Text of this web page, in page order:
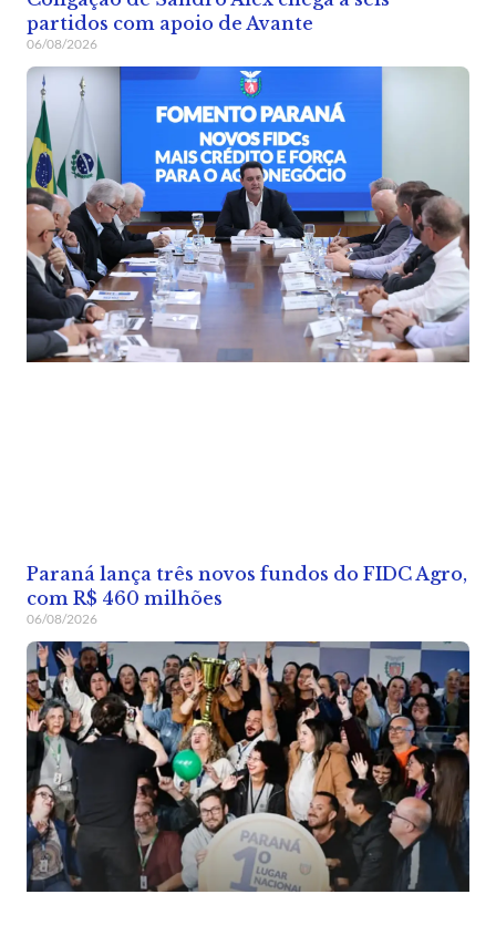
partidos com apoio de Avante
06/08/2026
Paraná lança três novos fundos do FIDC Agro,
com R$ 460 milhões
06/08/2026